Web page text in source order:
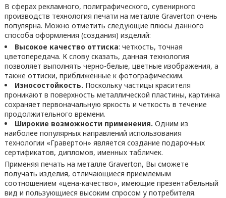
В сферах рекламного, полиграфического, сувенирного
производств технология печати на металле Graverton очень
популярна. Можно отметить следующие плюсы данного
способа оформления (создания) изделий:
Высокое качество оттиска: четкость, точная
цветопередача. К слову сказать, данная технология
позволяет выполнять черно-белые, цветные изображения, а
также оттиски, приближенные к фотографическим.
Износостойкость. Поскольку частицы красителя
проникают в поверхность металлической пластины, картинка
сохраняет первоначальную яркость и четкость в течение
продолжительного времени.
Широкие возможности применения. Одним из
наиболее популярных направлений использования
технологии «Гравертон» является создание подарочных
сертификатов, дипломов, именных табличек.
Применяя печать на металле Graverton, Вы сможете
получать изделия, отличающиеся приемлемым
соотношением «цена-качество», имеющие презентабельный
вид и пользующиеся высоким спросом у потребителя.